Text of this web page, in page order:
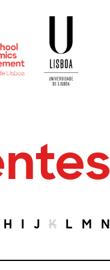
H I J K L M N